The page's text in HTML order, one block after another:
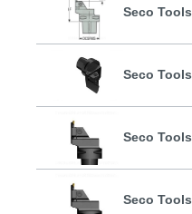
Seco Tools
Seco Tools
Seco Tools
Seco Tools